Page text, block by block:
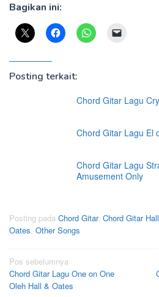
Bagikan ini:
Posting terkait:
Chord Gitar Lagu
Chord Gitar Lagu El
Chord Gitar Lagu
Amusement Only
Posting pada Chord Gitar, Chord Gitar
Oates, Other Songs
Navigasi
pos
Pos sebelumnya
Chord Gitar Lagu One on One
Oleh Hall & Oates